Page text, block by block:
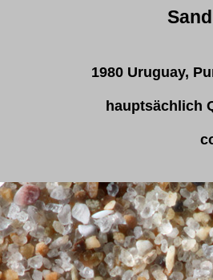
1980 Uruguay,
hauptsächlich